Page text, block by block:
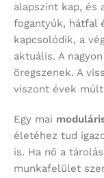
alapszínt kap, és
fogantyúk, hátfal
kapcsolódik, a
aktuális. A
öregszenek. A
viszont évek
Egy mai
életéhez tud
is. Ha nő a
munkafelület